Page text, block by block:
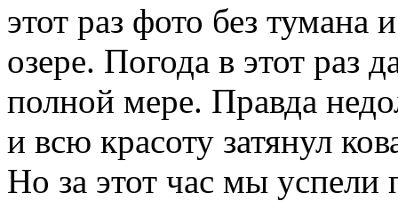
этот раз фото без тумана
озере. Погода в этот раз
полной мере. Правда
и всю красоту затянул
Но за этот час мы успели